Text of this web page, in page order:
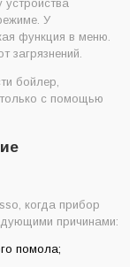
устройства
У
функция в меню.
загрязнений.
бойлер,
с помощью
когда прибор
причинами:
помола;